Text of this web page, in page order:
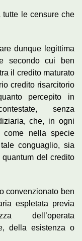
tutte le censure che
dunque legittima
secondo cui ben
il credito maturato
credito risarcitorio
percepito in
senza
che, in ogni
come nella specie
conguaglio, sia
del credito
convenzionato ben
espletata previa
dell’operata
della esistenza o